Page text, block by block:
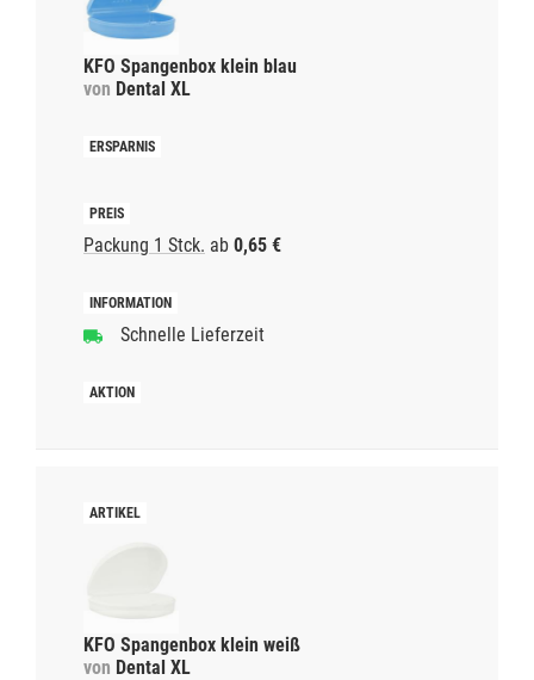
KFO Spangenbox klein blau
von Dental XL
Packung 1 Stck. ab 0,65 €
Schnelle Lieferzeit
KFO Spangenbox klein weiß
von Dental XL